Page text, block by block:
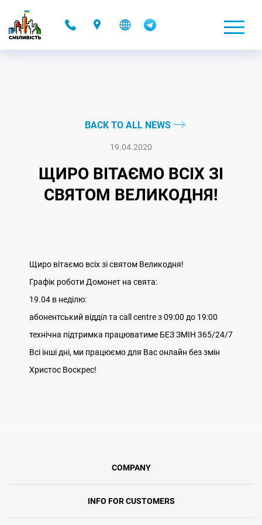
BACK TO ALL NEWS
19.04.2020
ЩИРО ВІТАЄМО ВСІХ ЗІ
СВЯТОМ ВЕЛИКОДНЯ!
Щиро вітаємо всіх зі святом Великодня!
Графік роботи Домонет на свята:
19.04 в неділю:
абонентський відділ та call centre з 09:00 до 19:00
технічна підтримка працюватиме БЕЗ ЗМІН 365/24/7
Всі інші дні, ми працюємо для Вас онлайн без змін
Христос Воскрес!
COMPANY
INFO FOR CUSTOMERS